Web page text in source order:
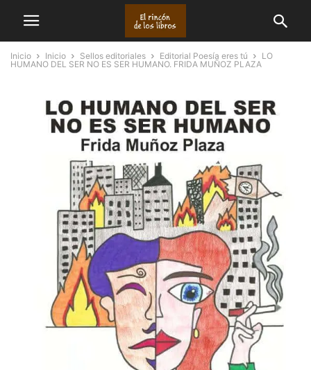
Inicio Inicio Sellos editoriales Editorial Poesía eres tú
LO
HUMANO DEL SER NO ES SER HUMANO. FRIDA MUÑOZ PLAZA